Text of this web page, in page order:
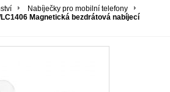
Nabíječky pro mobilní telefony
Magnetická bezdrátová nabíjecí